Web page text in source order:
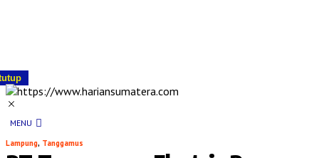
MENU
Lampung, Tanggamus